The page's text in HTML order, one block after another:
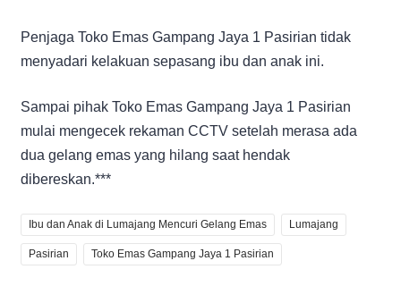
Penjaga Toko Emas Gampang Jaya 1 Pasirian tidak
menyadari kelakuan sepasang ibu dan anak ini.
Sampai pihak Toko Emas Gampang Jaya 1 Pasirian
mulai mengecek rekaman CCTV setelah merasa ada
dua gelang emas yang hilang saat hendak
dibereskan.***
Ibu dan Anak di Lumajang Mencuri Gelang Emas Lumajang
Pasirian Toko Emas Gampang Jaya 1 Pasirian